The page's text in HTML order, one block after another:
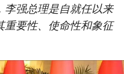
强总理是自就任以来
重要性、使命性和象征